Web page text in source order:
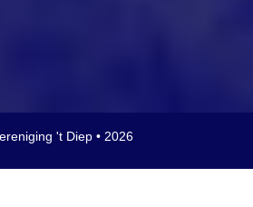
't Diep • 2026